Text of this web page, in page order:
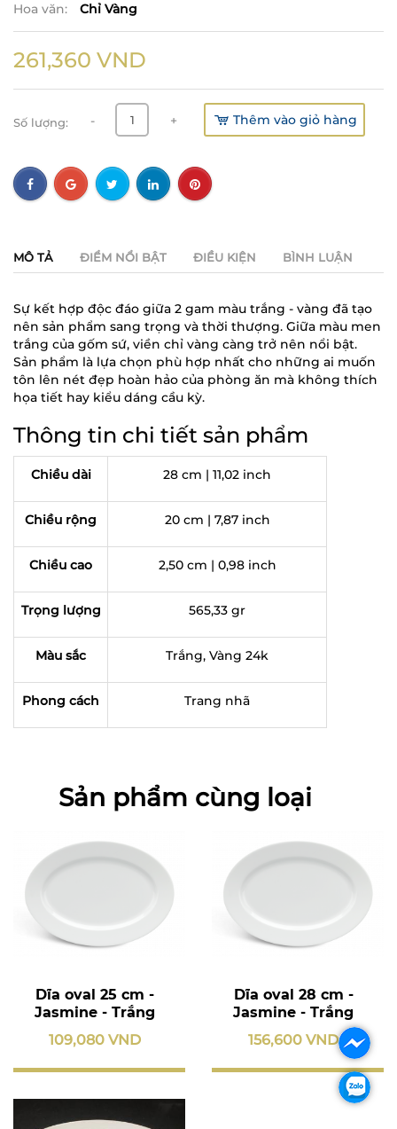
Hoa văn:
Chỉ Vàng
261,360 VND
Số lượng: - + Thêm vào giỏ hàng
MÔ TẢ ĐIỂM NỔI BẬT ĐIỀU KIỆN BÌNH LUẬN
Sự kết hợp độc đáo giữa 2 gam màu trắng - vàng đã tạo
nên sản phẩm sang trọng và thời thượng. Giữa màu men
trắng của gốm sứ, viền chỉ vàng càng trở nên nổi bật.
Sản phẩm là lựa chọn phù hợp nhất cho những ai muốn
tôn lên nét đẹp hoàn hảo của phòng ăn mà không thích
họa tiết hay kiểu dáng cầu kỳ.
Thông tin chi tiết sản phẩm
Chiều dài 28 cm | 11,02 inch
Chiều rộng 20 cm | 7,87 inch
Chiều cao 2,50 cm | 0,98 inch
Trọng lượng 565,33 gr
Màu sắc Trắng, Vàng 24k
Phong cách Trang nhã
Sản phẩm cùng loại
Dĩa oval 25 cm -
Jasmine - Trắng
109,080 VND
Dĩa oval 28 cm -
Jasmine - Trắng
156,600 VND